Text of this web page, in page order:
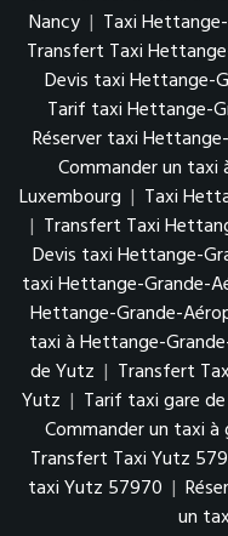
Nancy | Taxi
Transfert Taxi
Devis taxi Hettange-
Tarif taxi Hettange-
Réserver taxi
Commander un
Luxembourg | Taxi
| Transfert Taxi
Devis taxi Hettange-
taxi Hettange-Grande-
Hettange-Grande-
taxi à Hettange-
de Yutz | Transfert
Yutz | Tarif taxi gare
Commander un taxi à
Transfert Taxi Yutz
taxi Yutz 57970 |
un